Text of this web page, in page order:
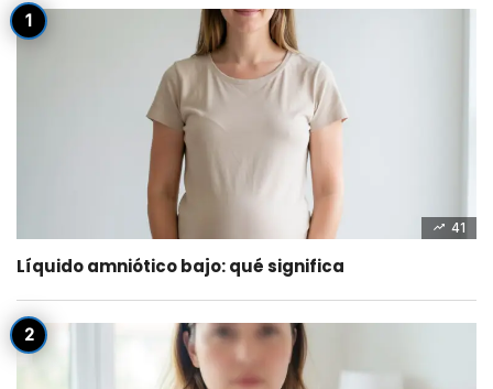
41
Líquido amniótico bajo: qué significa